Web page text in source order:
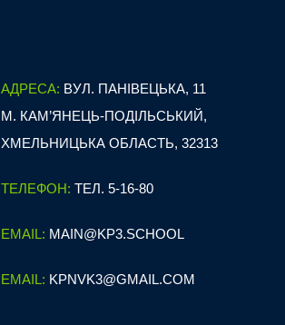
АДРЕСА: ВУЛ. ПАНІВЕЦЬКА, 11
М. КАМ’ЯНЕЦЬ-ПОДІЛЬСЬКИЙ,
ХМЕЛЬНИЦЬКА ОБЛАСТЬ, 32313
ТЕЛЕФОН: ТЕЛ. 5-16-80
EMAIL: MAIN@KP3.SCHOOL
EMAIL: KPNVK3@GMAIL.COM